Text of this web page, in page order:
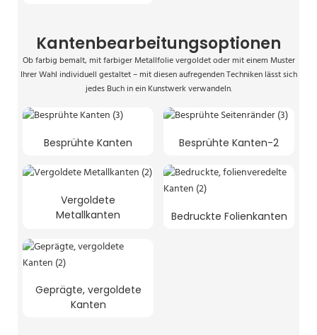
Kantenbearbeitungsoptionen
Ob farbig bemalt, mit farbiger Metallfolie vergoldet oder mit einem Muster
Ihrer Wahl individuell gestaltet – mit diesen aufregenden Techniken lässt sich
jedes Buch in ein Kunstwerk verwandeln.
Besprühte Kanten Besprühte Kanten-2
Vergoldete
Metallkanten
Bedruckte Folienkanten
Geprägte, vergoldete
Kanten